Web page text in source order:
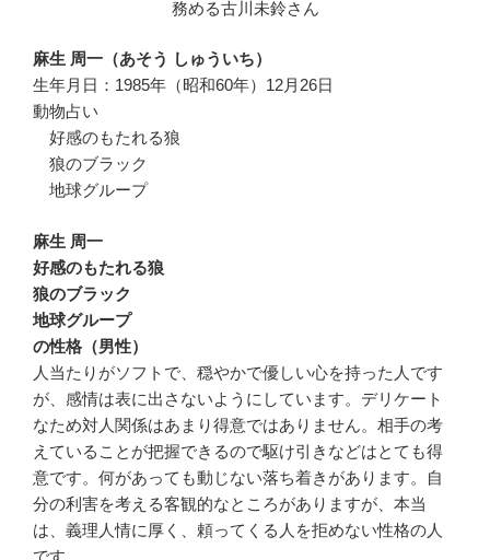
務める古川未鈴さん
麻生 周一（あそう しゅういち）
生年月日：1985年（昭和60年）12月26日
動物占い
好感のもたれる狼
狼のブラック
地球グループ
麻生 周一
好感のもたれる狼
狼のブラック
地球グループ
の性格（男性）
人当たりがソフトで、穏やかで優しい心を持った人です
が、感情は表に出さないようにしています。デリケート
なため対人関係はあまり得意ではありません。相手の考
えていることが把握できるので駆け引きなどはとても得
意です。何があっても動じない落ち着きがあります。自
分の利害を考える客観的なところがありますが、本当
は、義理人情に厚く、頼ってくる人を拒めない性格の人
です。